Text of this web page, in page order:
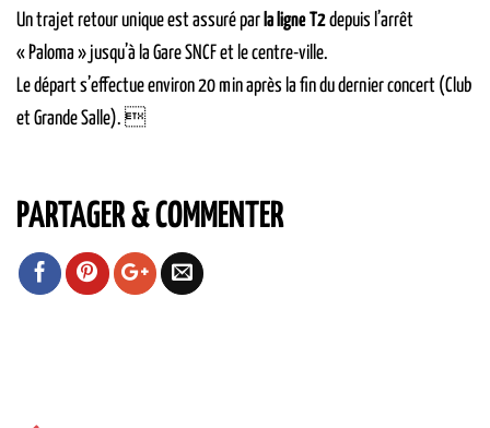
Un trajet retour unique est assuré par la ligne T2depuis l’arrêt
« Paloma » jusqu’à la Gare SNCF et le centre-ville.
Le départ s’effectue environ 20 min après la fin du dernier concert (Club
et Grande Salle). 
PARTAGER & COMMENTER